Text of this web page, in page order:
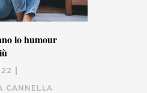
lo humour
CANNELLA